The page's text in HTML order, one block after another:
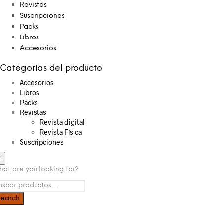
Revistas
Suscripciones
Packs
Libros
Accesorios
Categorías del producto
Accesorios
Libros
Packs
Revistas
Revista digital
Revista Física
Suscripciones
are you looking for?